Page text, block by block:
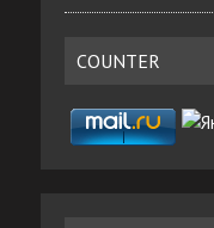
COUNTER